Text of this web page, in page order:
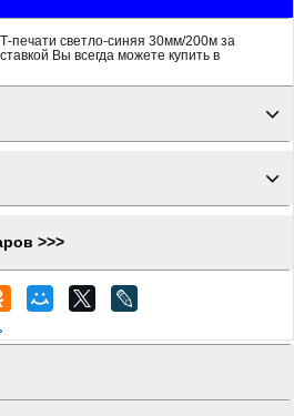
печати светло-синяя 30мм/200м за
Вы всегда можете купить в
>>>